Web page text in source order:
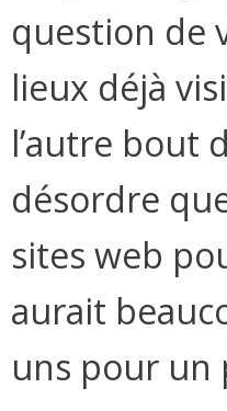
question de
lieux déjà
l’autre bout
désordre
sites web
aurait
uns pour un